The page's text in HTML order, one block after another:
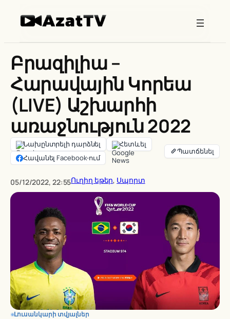
Բրազիլիա –
Հարավային Կորեա
(LIVE) Աշխարհի
առաջնություն 2022
Նախընտրելի դարձնել
Հետևել
Հավանել Facebook-ում
05/12/2022, 22:55Ուղիղ եթեր, Սպորտ
Լուսանկարի տվյալներ